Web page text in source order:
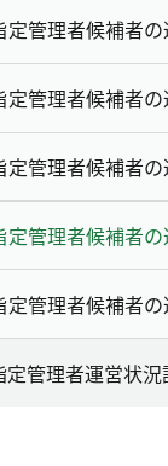
管理者候補者の
管理者候補者の
管理者候補者の
管理者候補者の
管理者候補者の
定管理者運営状